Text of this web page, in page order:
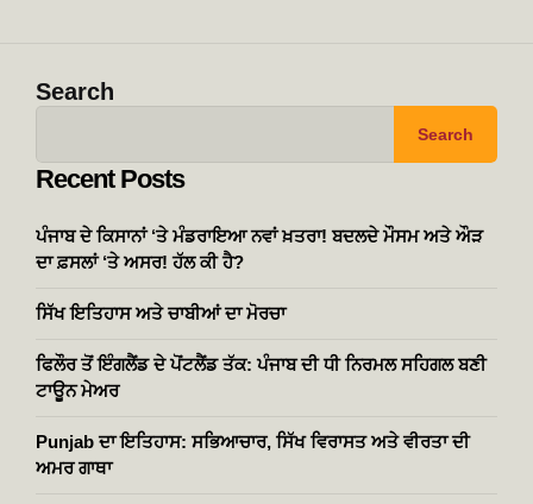
Search
Search
Recent Posts
ਪੰਜਾਬ ਦੇ ਕਿਸਾਨਾਂ ‘ਤੇ ਮੰਡਰਾਇਆ ਨਵਾਂ ਖ਼ਤਰਾ! ਬਦਲਦੇ ਮੌਸਮ ਅਤੇ ਔੜ
ਦਾ ਫ਼ਸਲਾਂ ‘ਤੇ ਅਸਰ! ਹੱਲ ਕੀ ਹੈ?
ਸਿੱਖ ਇਤਿਹਾਸ ਅਤੇ ਚਾਬੀਆਂ ਦਾ ਮੋਰਚਾ
ਫਿਲੌਰ ਤੋਂ ਇੰਗਲੈਂਡ ਦੇ ਪੋਂਟਲੈਂਡ ਤੱਕ: ਪੰਜਾਬ ਦੀ ਧੀ ਨਿਰਮਲ ਸਹਿਗਲ ਬਣੀ
ਟਾਊਨ ਮੇਅਰ
Punjab ਦਾ ਇਤਿਹਾਸ: ਸਭਿਆਚਾਰ, ਸਿੱਖ ਵਿਰਾਸਤ ਅਤੇ ਵੀਰਤਾ ਦੀ
ਅਮਰ ਗਾਥਾ